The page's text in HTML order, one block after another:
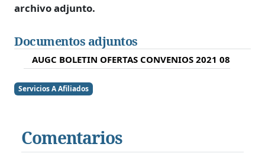
archivo adjunto.
Documentos adjuntos
AUGC BOLETIN OFERTAS CONVENIOS 2021 08
Servicios A Afiliados
Comentarios